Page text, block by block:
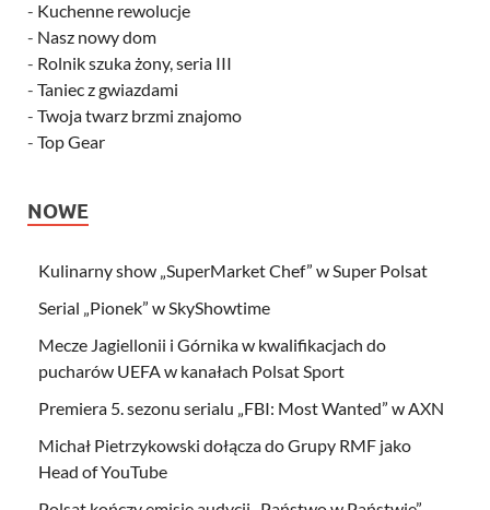
- Kuchenne rewolucje
- Nasz nowy dom
- Rolnik szuka żony, seria III
- Taniec z gwiazdami
- Twoja twarz brzmi znajomo
- Top Gear
NOWE
Kulinarny show „SuperMarket Chef” w Super Polsat
Serial „Pionek” w SkyShowtime
Mecze Jagiellonii i Górnika w kwalifikacjach do
pucharów UEFA w kanałach Polsat Sport
Premiera 5. sezonu serialu „FBI: Most Wanted” w AXN
Michał Pietrzykowski dołącza do Grupy RMF jako
Head of YouTube